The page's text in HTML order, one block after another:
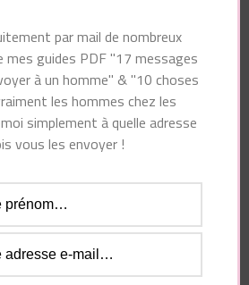
également aimer...
par mail de nombreux
mes guides PDF "17 messages
à un homme" & "10 choses
les hommes chez les
simplement à quelle adresse
vous les envoyer !